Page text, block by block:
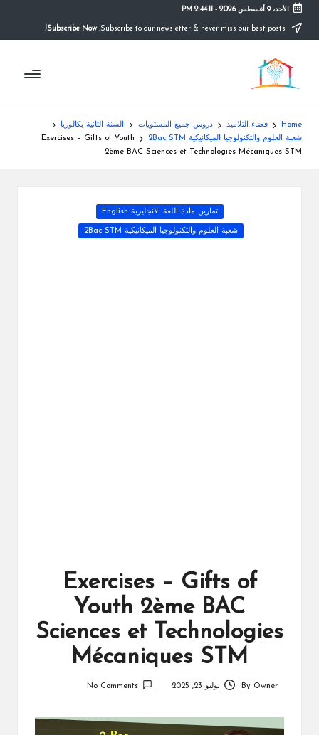
content
الأحد، 9 أغسطس 2026 -
2:44:12 PM
Subscribe Now!
م
و
ق
ع
التعليم
الصريح
Home فضاء التلاميذ دروس جميع المستويات
السنة الثانية بكالوريا
شعبة العلوم والتكنولوجيا الميكانيكية 2Bac STM
Exercises – Gifts of Youth
2ème BAC Sciences et Technologies Mécaniques STM
Posted
in
تمارين مادة اللغة الانجليزية English
شعبة العلوم والتكنولوجيا الميكانيكية 2Bac STM
Exercises – Gifts of
Youth 2ème BAC
Sciences et Technologies
Mécaniques STM
By Owner يوليو 23, 2025 No Comments